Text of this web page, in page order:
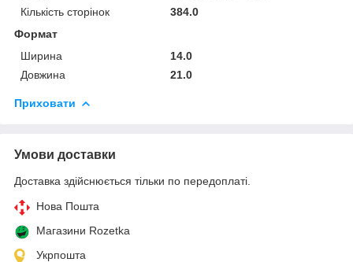
Кількість сторінок
384.0
Формат
Ширина
14.0
Довжина
21.0
Приховати
Умови доставки
Доставка здійснюється тільки по передоплаті.
Нова Пошта
Магазини Rozetka
Укрпошта